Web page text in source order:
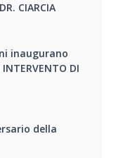
CIARCIA
inaugurano
INTERVENTO DI
della